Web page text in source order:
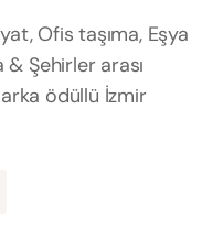
Ofis taşıma, Eşya
Şehirler arası
ödüllü İzmir